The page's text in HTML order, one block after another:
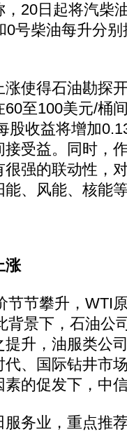
20日起将汽柴
号柴油每升分
使得石油勘探
至100美元/桶
股收益将增加
受益。同时，
强的联动性，
、风能、核能
涨
节攀升，WTI
背景下，石油公
升，油服类公
、国际钻井市
的促发下，中
务业，重点推